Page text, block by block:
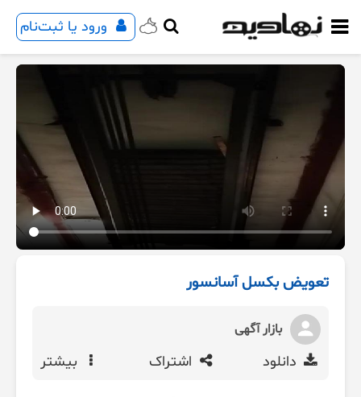
ورود یا ثبت‌نام
تعویض بکسل آسانسور
بازار آگهی
دانلود اشتراک بیشتر